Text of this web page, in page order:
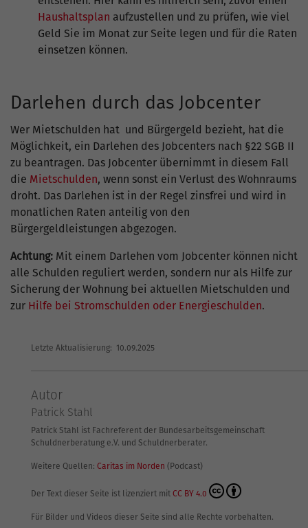
Haushaltsplan aufzustellen und zu prüfen, wie viel
Geld Sie im Monat zur Seite legen und für die Raten
einsetzen können.
Darlehen durch das Jobcenter
Wer Mietschulden hat und Bürgergeld bezieht, hat die
Möglichkeit, ein Darlehen des Jobcenters nach §22 SGB II
zu beantragen. Das Jobcenter übernimmt in diesem Fall
die Mietschulden, wenn sonst ein Verlust des Wohnraums
droht. Das Darlehen ist in der Regel zinsfrei und wird in
monatlichen Raten anteilig von den
Bürgergeldleistungen abgezogen.
Achtung: Mit einem Darlehen vom Jobcenter können nicht
alle Schulden reguliert werden, sondern nur als Hilfe zur
Sicherung der Wohnung bei aktuellen Mietschulden und
zur Hilfe bei Stromschulden oder Energieschulden.
Letzte Aktualisierung: 10.09.2025
Autor
Patrick Stahl
Patrick Stahl ist Fachreferent der Bundesarbeitsgemeinschaft
Schuldnerberatung e.V. und Schuldnerberater.
Weitere Quellen: Caritas im Norden (Podcast)
Der Text dieser Seite ist lizenziert mit CC BY 4.0
Für Bilder und Videos dieser Seite sind alle Rechte vorbehalten.